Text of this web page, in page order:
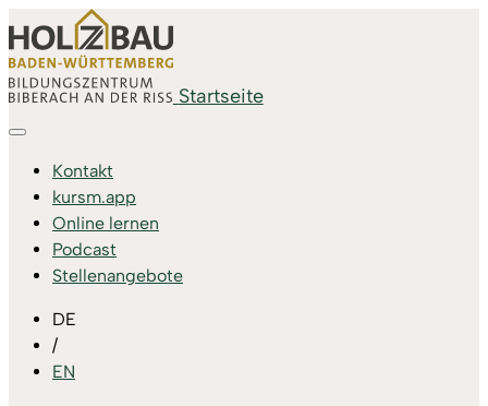
Startseite
Kontakt
kursm.app
Online lernen
Podcast
Stellenangebote
DE
/
EN